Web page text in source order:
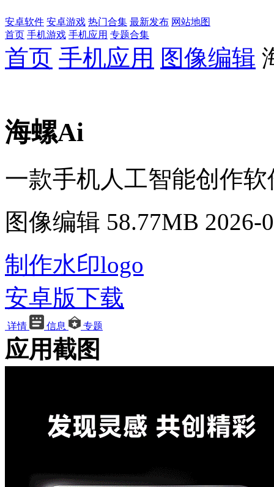
安卓软件 安卓游戏 热门合集 最新发布 网站地图
首页 手机游戏 手机应用 专题合集
首页 手机应用 图像编辑
海螺Ai
一款手机人工智能创作软
图像编辑 58.77MB 2026-
制作水印logo
安卓版下载
详情 信息 专题
应用截图